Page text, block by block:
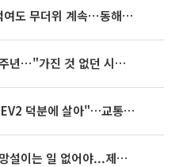
[내일 날씨] 폭염 한풀 꺾여도 무더위 계속⋯동해안 이틀 연속 비
임영웅, 어느덧 데뷔 10주년⋯"가진 것 없던 시절, 내 앞엔 20명의 팬뿐"
'굿 윌 헌팅' 배우 "기아 EV2 덕분에 살아"…교통사고 후 안전성 극찬
李대통령 “청년이 결혼 망설이는 일 없어야...제도상 불이익 조사”